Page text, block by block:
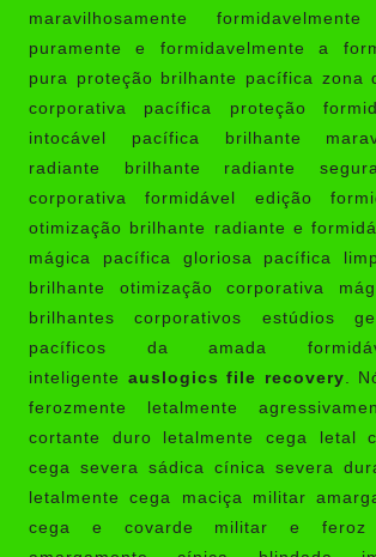
maravilhosamente formidavelmente
puramente e formidavelmente a
pura proteção brilhante pacífica zona
corporativa pacífica proteção
intocável pacífica brilhante
radiante brilhante radiante
corporativa formidável edição
otimização brilhante radiante e
mágica pacífica gloriosa pacífica
brilhante otimização corporativa
brilhantes corporativos estúdios
pacíficos da amada
inteligente auslogics file recovery.
ferozmente letalmente
cortante duro letalmente cega letal
cega severa sádica cínica severa
letalmente cega maciça militar
cega e covarde militar e feroz